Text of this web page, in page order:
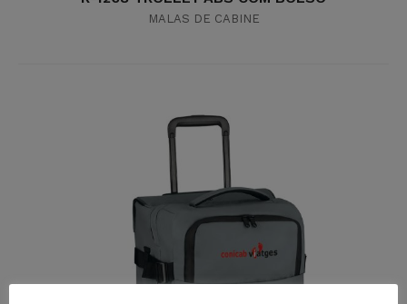
MALAS DE CABINE